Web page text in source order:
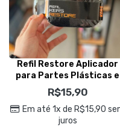
Refil Restore Aplicador
para Partes Plásticas e
Emborrachadas – Kers
R$15,90
Em até 1x de R$15,90
juros